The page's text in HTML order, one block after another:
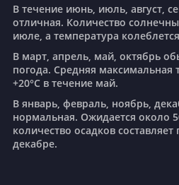
В течение июнь, июль, август, сентябрь погода
отличная. Количество
июле, а температура колеблется
В март, апрель, май, октябрь обычно стоит хорошая
погода. Средняя максимальная
+20°C в течение май.
В январь, февраль, ноябрь, декабрь погода в целом
нормальная. Ожидается около
количество осадков
декабре.